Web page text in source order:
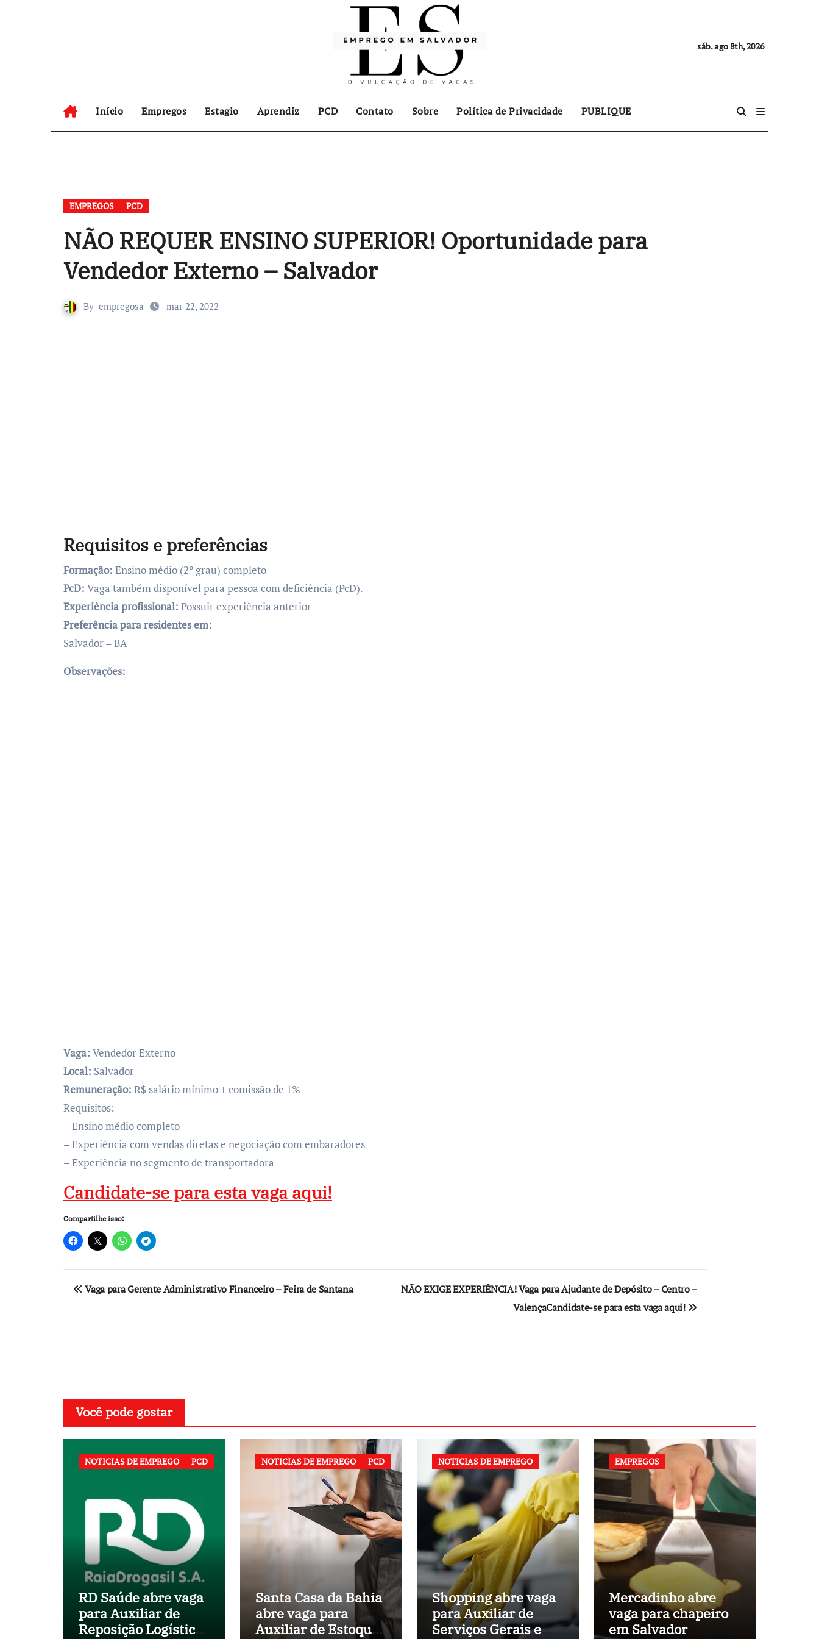
sáb. ago 8th, 2026
Início Empregos Estagio Aprendiz PCD Contato Sobre Política de Privacidade PUBLIQUE
EMPREGOS PCD
NÃO REQUER ENSINO SUPERIOR! Oportunidade para
Vendedor Externo – Salvador
By empregosa mar 22, 2022
Requisitos e preferências
Formação: Ensino médio (2º grau) completo
PcD: Vaga também disponível para pessoa com deficiência (PcD).
Experiência profissional: Possuir experiência anterior
Preferência para residentes em:
Salvador – BA
Observações:
Vaga: Vendedor Externo
Local: Salvador
Remuneração: R$ salário mínimo + comissão de 1%
Requisitos:
– Ensino médio completo
– Experiência com vendas diretas e negociação com embaradores
– Experiência no segmento de transportadora
Candidate-se para esta vaga aqui!
Compartilhe isso:
Navegação
Vaga para Gerente Administrativo Financeiro – Feira de Santana
NÃO EXIGE EXPERIÊNCIA! Vaga para Ajudante de Depósito – Centro –
ValençaCandidate-se para esta vaga aqui!
Você pode gostar
NOTICIAS DE EMPREGO PCD
RD Saúde abre vaga
para Auxiliar de
Reposição Logística
NOTICIAS DE EMPREGO PCD
Santa Casa da Bahia
abre vaga para
Auxiliar de Estoque
NOTICIAS DE EMPREGO
Shopping abre vaga
para Auxiliar de
Serviços Gerais em
EMPREGOS
Mercadinho abre
vaga para chapeiro
em Salvador